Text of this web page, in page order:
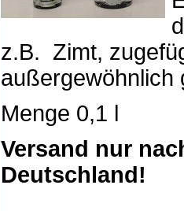
z.B. Zimt,
außergewöhnlich
Menge 0,1 l
Versand nur
Deutschland!